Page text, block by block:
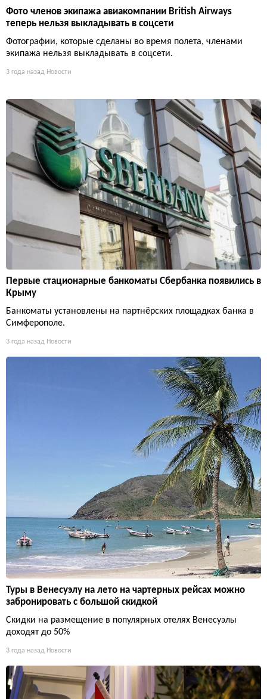
Фото членов экипажа авиакомпании British Airways
теперь нельзя выкладывать в соцсети
Фотографии, которые сделаны во время полета, членами
экипажа нельзя выкладывать в соцсети.
3 года назад Новости
Первые стационарные банкоматы Сбербанка появились в
Крыму
Банкоматы установлены на партнёрских площадках банка в
Симферополе.
3 года назад Новости
Туры в Венесуэлу на лето на чартерных рейсах можно
забронировать с большой скидкой
Скидки на размещение в популярных отелях Венесуэлы
доходят до 50%
3 года назад Новости